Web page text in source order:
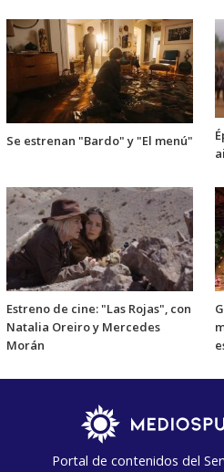
Se estrenan "Bardo" y "El menú"
Estreno de cine: "Las Rojas", con
Natalia Oreiro y Mercedes
Morán
Portal de contenidos del